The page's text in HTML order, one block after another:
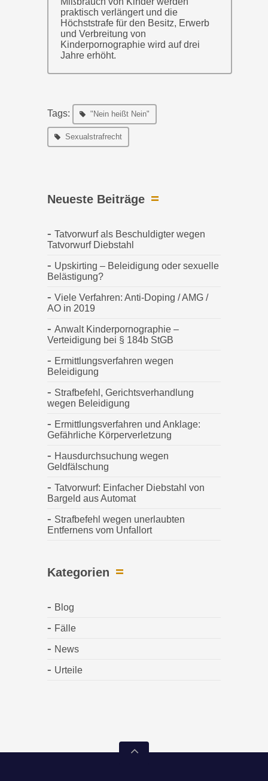
praktisch verlängert und die
Höchststrafe für den Besitz, Erwerb
und Verbreitung von
Kinderpornographie wird auf drei
Jahre erhöht.
Tags: "Nein heißt Nein"
Sexualstrafrecht
Neueste Beiträge
Tatvorwurf als Beschuldigter wegen
Tatvorwurf Diebstahl
Upskirting – Beleidigung oder sexuelle
Belästigung?
Viele Verfahren: Anti-Doping / AMG /
AO in 2019
Anwalt Kinderpornographie –
Verteidigung bei § 184b StGB
Ermittlungsverfahren wegen
Beleidigung
Strafbefehl, Gerichtsverhandlung
wegen Beleidigung
Ermittlungsverfahren und Anklage:
Gefährliche Körperverletzung
Hausdurchsuchung wegen
Geldfälschung
Tatvorwurf: Einfacher Diebstahl von
Bargeld aus Automat
Strafbefehl wegen unerlaubten
Entfernens vom Unfallort
Kategorien
Blog
Fälle
News
Urteile